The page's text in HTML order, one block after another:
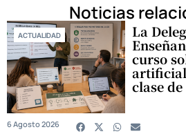
Noticias
ACTUALIDAD La
curso
clase
6 Agosto 2026